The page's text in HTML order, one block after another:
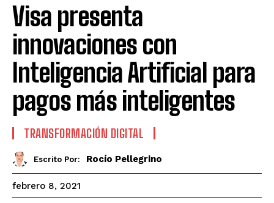
Visa presenta
innovaciones con
Inteligencia Artificial para
pagos más inteligentes
TRANSFORMACIÓN DIGITAL
Escrito Por: Rocío Pellegrino
febrero 8, 2021